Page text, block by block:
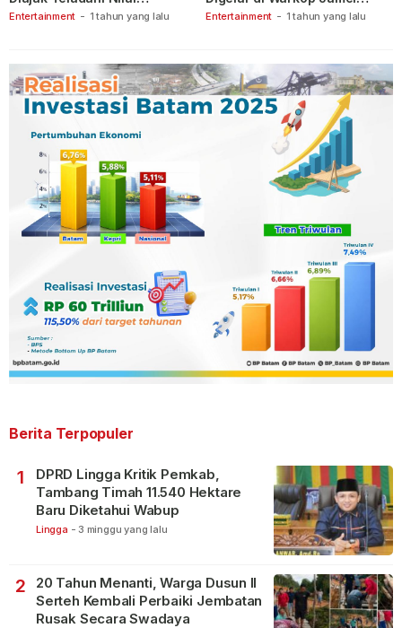
Entertainment - 1 tahun yang lalu
Keberanian
Entertainment - 1 tahun yang lalu
Ganet
Berita Terpopuler
1
DPRD Lingga Kritik Pemkab,
Tambang Timah 11.540 Hektare
Baru Diketahui Wabup
Lingga - 3 minggu yang lalu
2
20 Tahun Menanti, Warga Dusun II
Serteh Kembali Perbaiki Jembatan
Rusak Secara Swadaya